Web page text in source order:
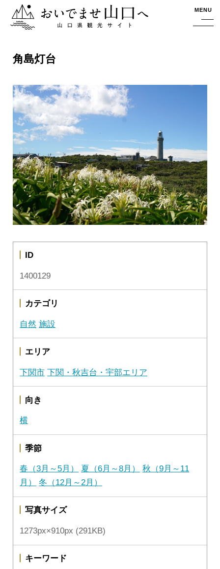
おいでませ山口へー山口県観光サイト MENU
角島灯台
ID
1400129
カテゴリ
自然 施設
エリア
下関市 下関・秋吉台・宇部エリア
向き
横
季節
春（3月～5月） 夏（6月～8月）
秋（9月～11
月）
冬（12月～2月）
写真サイズ
1273px×910px (291KB)
キーワード